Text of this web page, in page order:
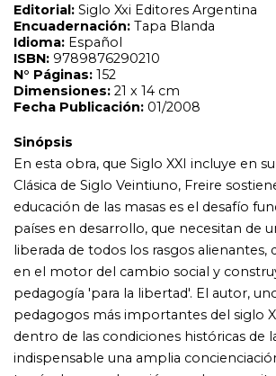
en el motor del cambio social y construya una
pedagogía 'para la libertad'. El autor, uno de los
pedagogos más importantes del siglo XX,
dentro de las condiciones históricas de la
indispensable una amplia concienciación de las
través de una educación que les permita
sobre su espacio y su tiempo. A la vez que está
convencido de que la elevación del pensamiento
individuo, 'que suele llamarse, apresuradamente,
politización', comienza exactamente con esta
autorreflexión que lo lleva a profundizar su
conciencia y, sobre todo, a transformar su
historia, ya no como espectador, sino como
autor. La pedagogía de Paulo Freire es, por
una 'pedagogía del oprimido', que no postula
de adaptación ni de transición de nuestras
sino de ruptura, de cambio y de transformación
alfabetización y, por consiguiente toda la tarea
sólo será auténticamente humanista en la
procure la integración del individuo a su realidad
en la medida en que pueda gestar en el